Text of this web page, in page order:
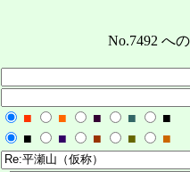
No.7492 へ
■ ■ ■ ■
■
■ ■ ■ ■
■